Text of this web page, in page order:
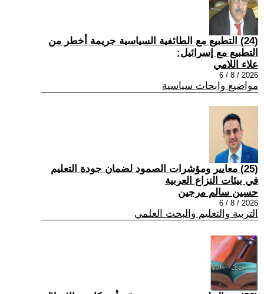
(24) التطبيع مع الطائفية السياسية جريمة أخطر من
التطبيع مع إسرائيل:
علاء اللامي
2026 / 8 / 6
مواضيع وابحاث سياسية
(25) معايير ومؤشرات الصمود لضمان جودة التعليم
في بيئات النزاع العربية
حسين سالم مرجين
2026 / 8 / 6
التربية والتعليم والبحث العلمي